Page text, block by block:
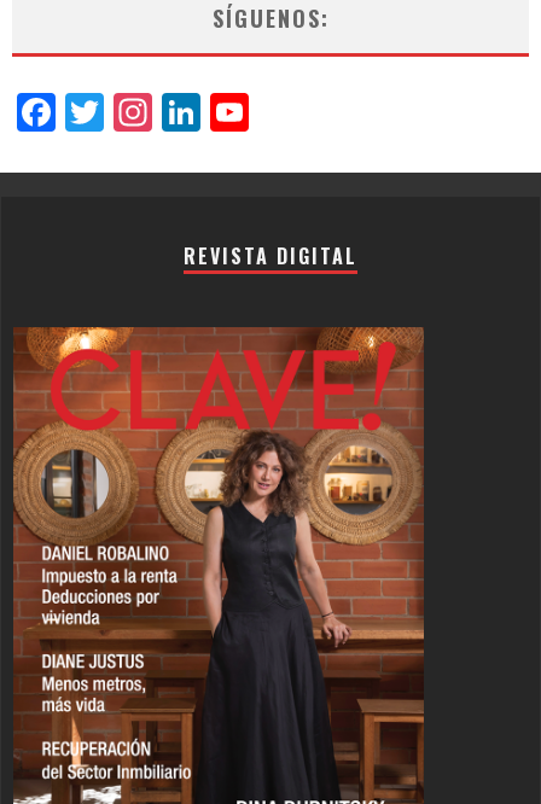
SÍGUENOS:
Facebook
Twitter
Instagram
LinkedIn
REVISTA DIGITAL